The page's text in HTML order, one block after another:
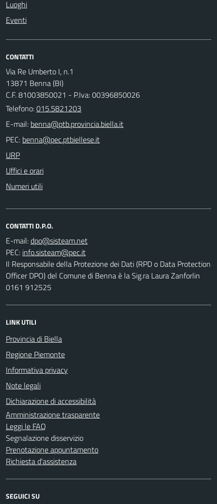
Luoghi
Eventi
CONTATTI
Via Re Umberto I, n.1
13871 Benna (BI)
C.F. 81003850021 - P.Iva: 00396850026
Telefono:015.5821203
E-mail:
PEC:
URP
Uffici e orari
Numeri utili
CONTATTI D.P.O.
E-mail:
PEC:
Il Responsabile della Protezione dei Dati (RPD o Data Protection
Officer DPO) del Comune di Benna è la Sig.ra Laura Zanforlin
0161 912525
LINK UTILI
Provincia di Biella
Regione Piemonte
Informativa privacy
Note legali
Dichiarazione di accessibilità
Amministrazione trasparente
Leggi le FAQ
Segnalazione disservizio
Prenotazione appuntamento
Richiesta d'assistenza
SEGUICI SU